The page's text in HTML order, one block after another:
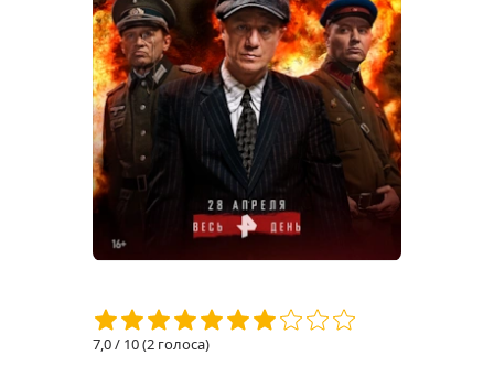
7,0/ 10 (2 голоса)